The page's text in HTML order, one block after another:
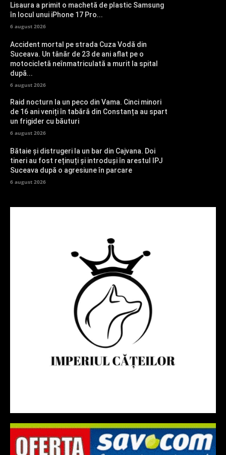
Lisaura a primit o machetă de plastic Samsung
în locul unui iPhone 17 Pro...
6 august 2026
Accident mortal pe strada Cuza Vodă din
Suceava. Un tânăr de 23 de ani aflat pe o
motocicletă neînmatriculată a murit la spital
după...
6 august 2026
Raid nocturn la un peco din Vama. Cinci minori
de 16 ani veniți în tabără din Constanța au spart
un frigider cu băuturi
6 august 2026
Bătaie și distrugeri la un bar din Cajvana. Doi
tineri au fost reținuți și introduși în arestul IPJ
Suceava după o agresiune în parcare
6 august 2026